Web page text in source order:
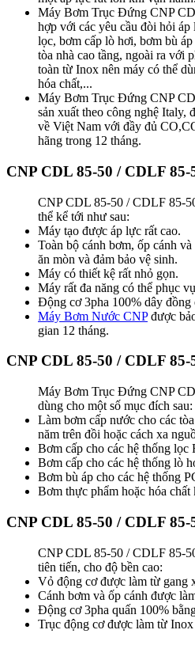
Máy Bơm Trục Đứng CNP
hợp với các yêu cầu đòi hỏi
lọc, bơm cấp lò hơi, bơm bù
tòa nhà cao tầng, ngoài ra với
toàn từ Inox nên máy có thể
hóa chất,...
Máy Bơm Trục Đứng CNP
sản xuất theo công nghệ Italy,
về Việt Nam với đầy đủ
hãng trong 12 tháng.
CNP CDL 85-50 / CDLF
CNP CDL 85-50 / CDLF 85-
thể kể tới như sau:
Máy tạo được áp lực rất cao.
Toàn bộ cánh bơm, ốp cánh
ăn mòn và đảm bảo vệ sinh.
Máy có thiết kệ rất nhỏ gọn.
Máy rất đa năng có thể phục
Động cơ 3pha 100% dây đồng
Máy Bơm Nước CNPđược
gian 12 tháng.
CNP CDL 85-50 / CDLF
Máy Bơm Trục Đứng CNP
dùng cho một số mục đích sau:
Làm bơm cấp nước cho các
năm trên đồi hoặc cách xa
Bơm cấp cho các hệ thống lọc
Bơm cấp cho các hệ thống lò
Bơm bù áp cho các hệ thống
Bơm thực phẩm hoặc hóa
CNP CDL 85-50 / CDLF
CNP CDL 85-50 / CDLF 85-
tiên tiến, cho độ bền cao:
Vỏ động cơ được làm từ gang
Cánh bơm và ốp cánh được
Động cơ 3pha quấn 100%
Trục động cơ được làm từ